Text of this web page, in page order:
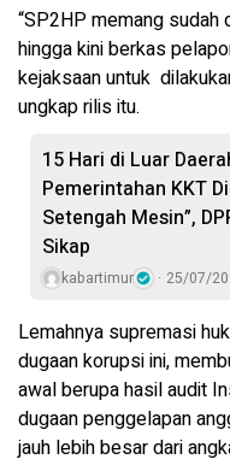
“SP2HP memang
hingga kini berkas
kejaksaan untuk
ungkap rilis itu.
15 Hari di Luar
Pemerintahan KKT
Setengah Mesin”,
Sikap
kabartimur 25/07/
Lemahnya supremasi
dugaan korupsi ini,
awal berupa hasil audit
dugaan penggelapan
jauh lebih besar dari